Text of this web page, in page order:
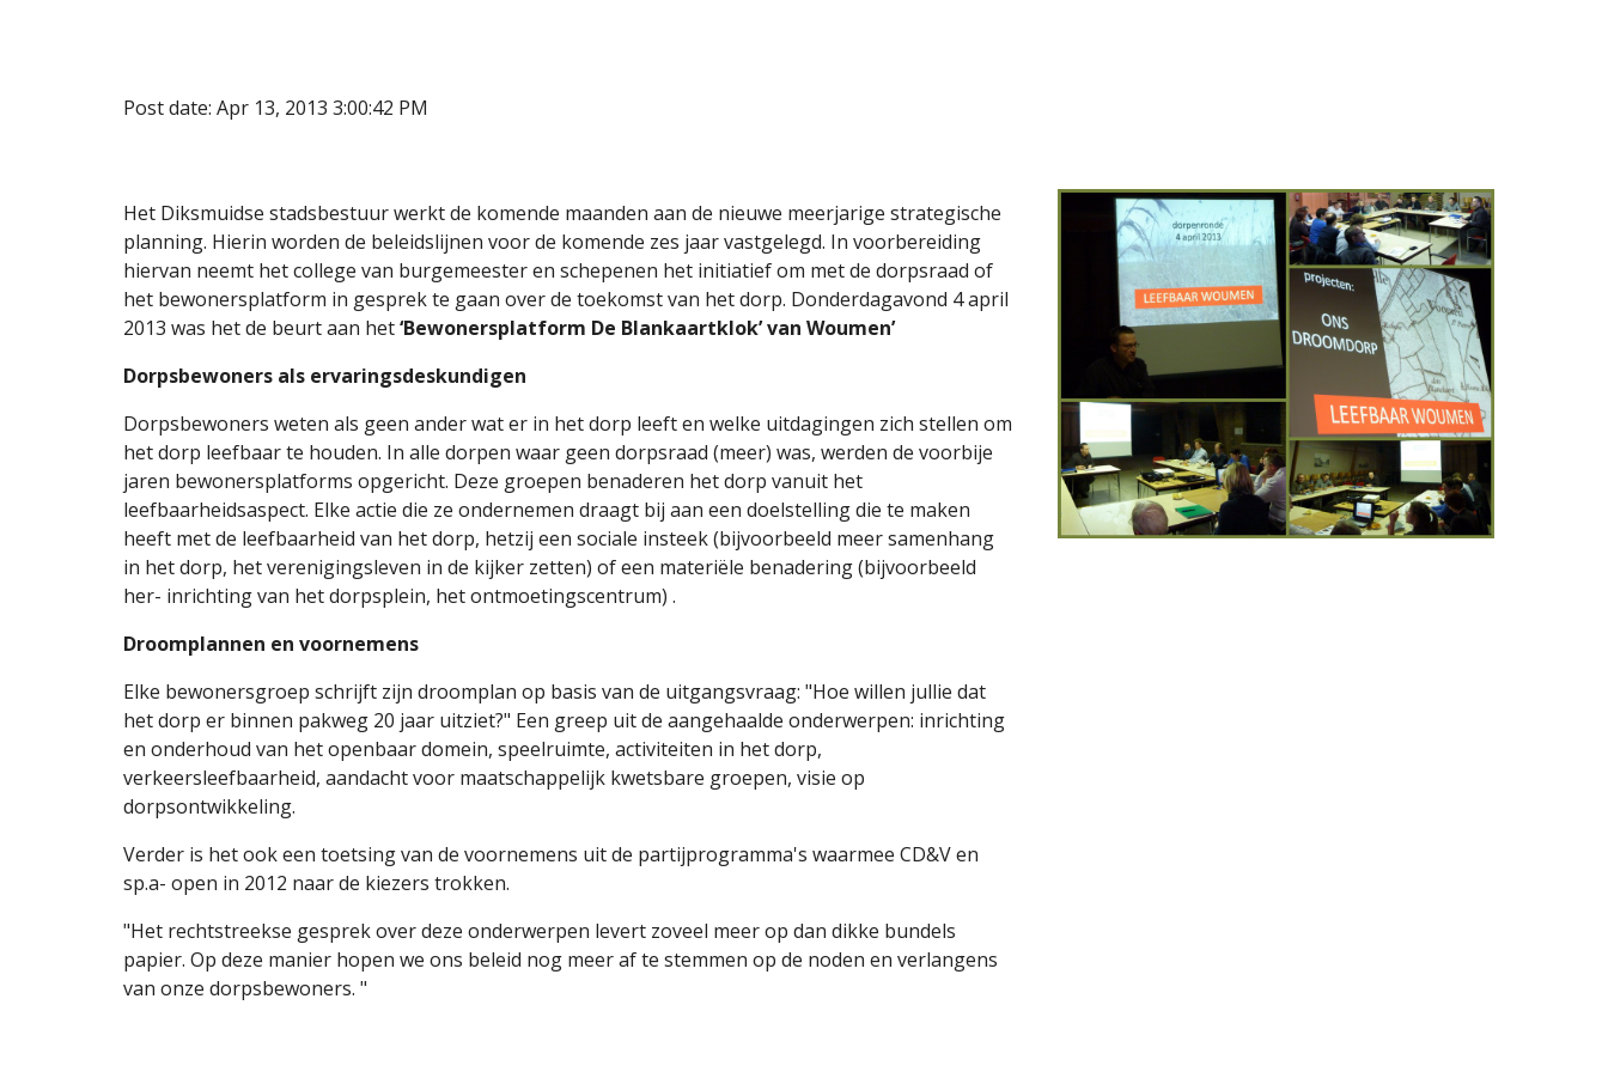
Post date: Apr 13, 2013 3:00:42 PM
Het Diksmuidse stadsbestuur werkt de komende maanden aan de nieuwe meerjarige strategische
planning. Hierin worden de beleidslijnen voor de komende zes jaar vastgelegd. In voorbereiding
hiervan neemt het college van burgemeester en schepenen het initiatief om met de dorpsraad of
het bewonersplatform in gesprek te gaan over de toekomst van het dorp. Donderdagavond 4 april
2013 was het de beurt aan het ‘Bewonersplatform De Blankaartklok’ van Woumen’
Dorpsbewoners als ervaringsdeskundigen
Dorpsbewoners weten als geen ander wat er in het dorp leeft en welke uitdagingen zich stellen om
het dorp leefbaar te houden. In alle dorpen waar geen dorpsraad (meer) was, werden de voorbije
jaren bewonersplatforms opgericht. Deze groepen benaderen het dorp vanuit het
leefbaarheidsaspect. Elke actie die ze ondernemen draagt bij aan een doelstelling die te maken
heeft met de leefbaarheid van het dorp, hetzij een sociale insteek (bijvoorbeeld meer samenhang
in het dorp, het verenigingsleven in de kijker zetten) of een materiële benadering (bijvoorbeeld
her- inrichting van het dorpsplein, het ontmoetingscentrum) .
Droomplannen en voornemens
Elke bewonersgroep schrijft zijn droomplan op basis van de uitgangsvraag: "Hoe willen jullie dat
het dorp er binnen pakweg 20 jaar uitziet?" Een greep uit de aangehaalde onderwerpen: inrichting
en onderhoud van het openbaar domein, speelruimte, activiteiten in het dorp,
verkeersleefbaarheid, aandacht voor maatschappelijk kwetsbare groepen, visie op
dorpsontwikkeling.
Verder is het ook een toetsing van de voornemens uit de partijprogramma's waarmee CD&V en
sp.a- open in 2012 naar de kiezers trokken.
"Het rechtstreekse gesprek over deze onderwerpen levert zoveel meer op dan dikke bundels
papier. Op deze manier hopen we ons beleid nog meer af te stemmen op de noden en verlangens
van onze dorpsbewoners. "